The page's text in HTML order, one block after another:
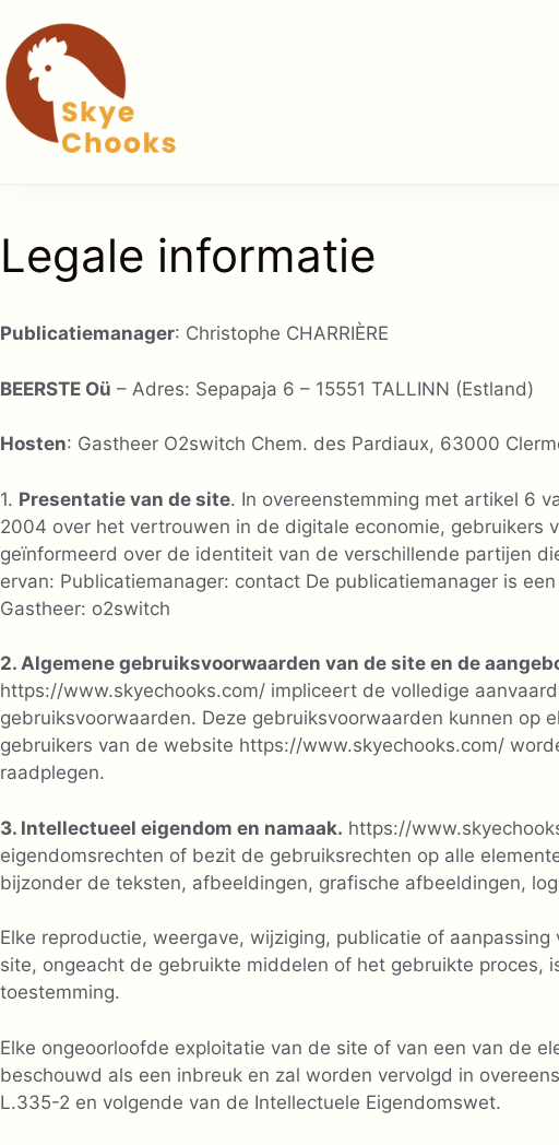
naar
de
inhoud
Legale informatie
Publicatiemanager: Christophe CHARRIÈRE
BEERSTE Oü – Adres: Sepapaja 6 – 15551 TALLINN (Estland)
Hosten: Gastheer O2switch Chem. des Pardiaux, 63000
1. Presentatie van de site. In overeenstemming met artikel 6
2004 over het vertrouwen in de digitale economie, gebruikers
geïnformeerd over de identiteit van de verschillende partijen
ervan: Publicatiemanager: contact De publicatiemanager is
Gastheer: o2switch
2. Algemene gebruiksvoorwaarden van de site en de
https://www.skyechooks.com/ impliceert de volledige
gebruiksvoorwaarden. Deze gebruiksvoorwaarden kunnen op
gebruikers van de website https://www.skyechooks.com/
raadplegen.
3. Intellectueel eigendom en namaak. https://
eigendomsrechten of bezit de gebruiksrechten op alle
bijzonder de teksten, afbeeldingen, grafische afbeeldingen,
Elke reproductie, weergave, wijziging, publicatie of
site, ongeacht de gebruikte middelen of het gebruikte proces,
toestemming.
Elke ongeoorloofde exploitatie van de site of van een van de
beschouwd als een inbreuk en zal worden vervolgd in
L.335-2 en volgende van de Intellectuele Eigendomswet.